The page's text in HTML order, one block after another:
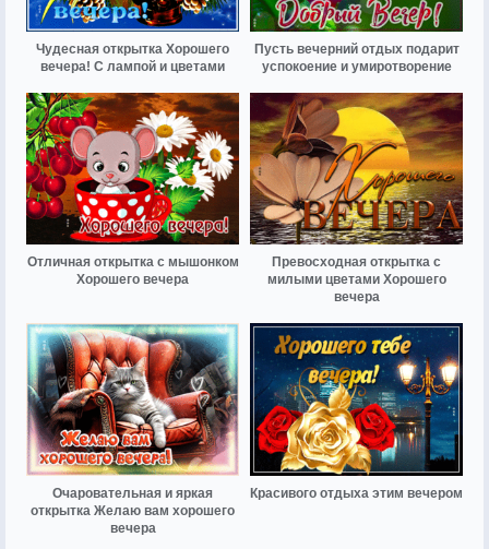
Чудесная открытка Хорошего
вечера! С лампой и цветами
Пусть вечерний отдых подарит
успокоение и умиротворение
Отличная открытка с мышонком
Хорошего вечера
Превосходная открытка с
милыми цветами Хорошего
вечера
Очаровательная и яркая
открытка Желаю вам хорошего
вечера
Красивого отдыха этим вечером